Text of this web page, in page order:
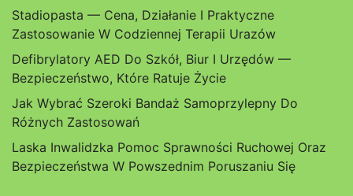
Stadiopasta — Cena, Działanie I Praktyczne
Zastosowanie W Codziennej Terapii Urazów
Defibrylatory AED Do Szkół, Biur I Urzędów —
Bezpieczeństwo, Które Ratuje Życie
Jak Wybrać Szeroki Bandaż Samoprzylepny Do
Różnych Zastosowań
Laska Inwalidzka Pomoc Sprawności Ruchowej Oraz
Bezpieczeństwa W Powszednim Poruszaniu Się